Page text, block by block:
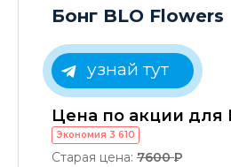
Бонг BLO Flowers
узнай тут
Цена по акции для
Экономия 3 610
Старая цена: 7600P